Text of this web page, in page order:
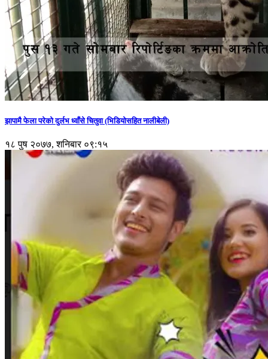
झापामै फेला परेको दुर्लभ ध्वाँसे चितुवा (भिडियोसहित नालीबेली)
१८ पुष २०७७, शनिबार ०९:१५